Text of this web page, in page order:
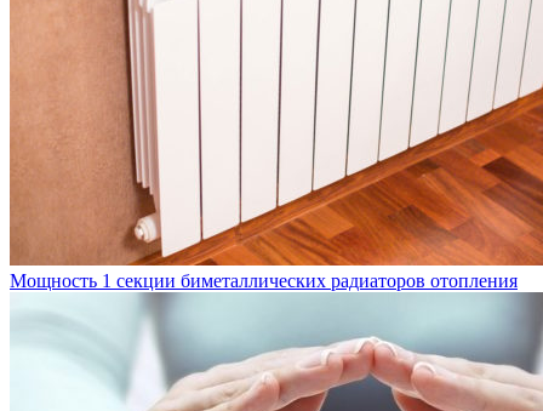
Мощность 1 секции биметаллических радиаторов отопления